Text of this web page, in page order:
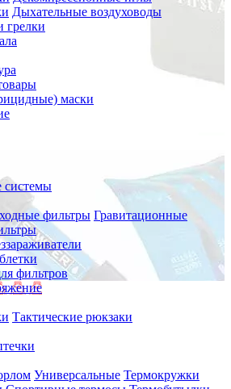
Дыхательные воздуховоды
грелки
маски
системы
фильтры Гравитационные
фильтров
Тактические рюкзаки
Универсальные Термокружки